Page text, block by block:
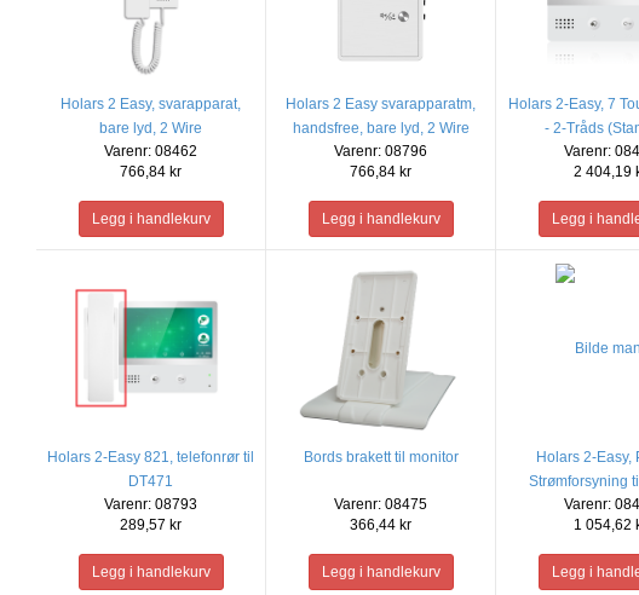
Holars 2 Easy, svarapparat,
bare lyd, 2 Wire
Varenr: 08462
766,84 kr
Holars 2 Easy svarapparatm,
handsfree, bare lyd, 2 Wire
Varenr: 08796
766,84 kr
Holars 2-Easy, 7
- 2-Tråds
Varenr:
2 404,19
Holars 2-Easy 821, telefonrør til
DT471
Varenr: 08793
289,57 kr
Bords brakett til monitor
Varenr: 08475
366,44 kr
Holars 2-Easy,
Strømforsyning
Varenr:
1 054,62